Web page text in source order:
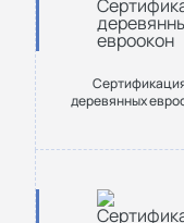
деревянных